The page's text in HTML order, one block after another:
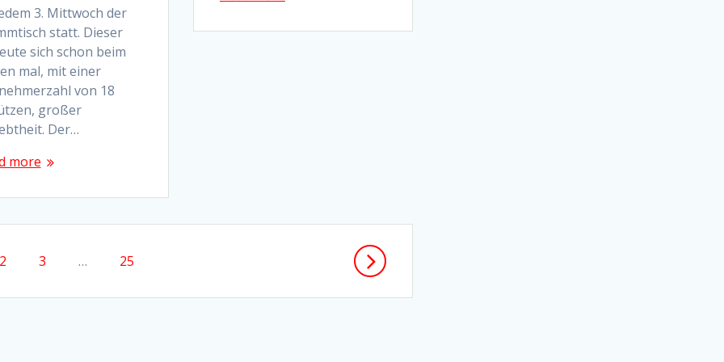
3. Mittwoch der
statt. Dieser
sich schon beim
mal, mit einer
von 18
großer
Der…
more
Page
2 Page
3 … Page
25